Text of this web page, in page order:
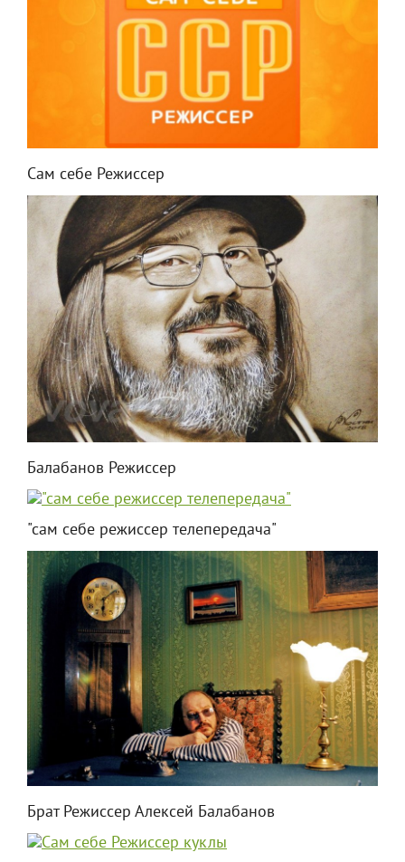
Сам себе Режиссер
Балабанов Режиссер
"сам себе режиссер телепередача"
Брат Режиссер Алексей Балабанов